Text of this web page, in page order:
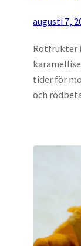
augusti 7,
Rotfrukter
tider för
och